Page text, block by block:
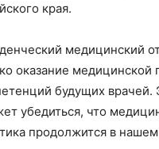
края.
медицинский
оказание
будущих
убедиться, что
продолжится в